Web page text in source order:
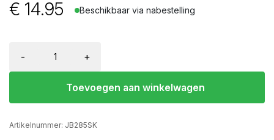
€ 14.95 Beschikbaar via nabestelling
- +
Toevoegen aan winkelwagen
Artikelnummer: JB285SK